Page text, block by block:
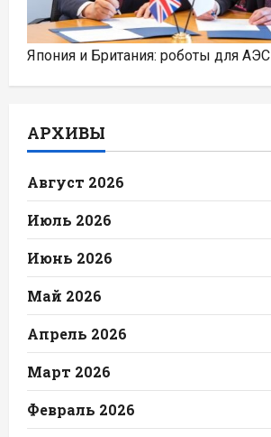
Япония и Британия: роботы для АЭС
АРХИВЫ
Август 2026
Июль 2026
Июнь 2026
Май 2026
Апрель 2026
Март 2026
Февраль 2026